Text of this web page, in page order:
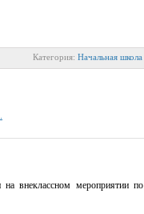
Категория: Начальная школа
внеклассном мероприятии по